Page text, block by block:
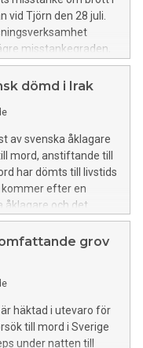
vid Tjörn den 28 juli.
misstankegraden,
till annans död. Lotsen
dömd i Irak
av svenska åklagare
mord, anstiftande till
har dömts till livstids
kommer efter en
åklagare och det
grov
häktad i utevaro för
till mord i Sverige
under natten till